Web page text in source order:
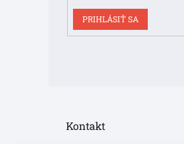
PRIHLÁSIŤ SA
Kontakt